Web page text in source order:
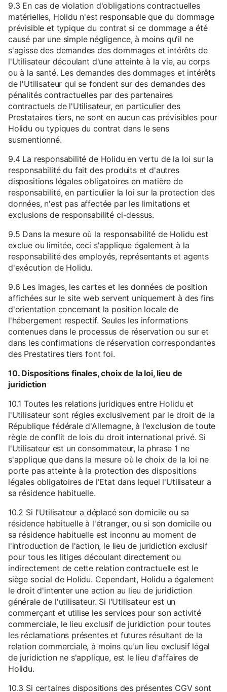
9.3 En cas de violation d'obligations contractuelles
matérielles, Holidu n'est responsable que du dommage
prévisible et typique du contrat si ce dommage a été
causé par une simple négligence, à moins qu'il ne
s'agisse des demandes des dommages et intérêts de
l'Utilisateur découlant d'une atteinte à la vie, au corps
ou à la santé. Les demandes des dommages et intérêts
de l'Utilisateur qui se fondent sur des demandes des
pénalités contractuelles par des partenaires
contractuels de l'Utilisateur, en particulier des
Prestataires tiers, ne sont en aucun cas prévisibles pour
Holidu ou typiques du contrat dans le sens
susmentionné.
9.4 La responsabilité de Holidu en vertu de la loi sur la
responsabilité du fait des produits et d'autres
dispositions légales obligatoires en matière de
responsabilité, en particulier la loi sur la protection des
données, n'est pas affectée par les limitations et
exclusions de responsabilité ci-dessus.
9.5 Dans la mesure où la responsabilité de Holidu est
exclue ou limitée, ceci s'applique également à la
responsabilité des employés, représentants et agents
d'exécution de Holidu.
9.6 Les images, les cartes et les données de position
affichées sur le site web servent uniquement à des fins
d'orientation concernant la position locale de
l'hébergement respectif. Seules les informations
contenues dans le processus de réservation ou sur et
dans les confirmations de réservation correspondantes
des Prestatires tiers font foi.
10. Dispositions finales, choix de la loi, lieu de
juridiction
10.1 Toutes les relations juridiques entre Holidu et
l'Utilisateur sont régies exclusivement par le droit de la
République fédérale d'Allemagne, à l'exclusion de toute
règle de conflit de lois du droit international privé. Si
l'Utilisateur est un consommateur, la phrase 1 ne
s'applique que dans la mesure où le choix de la loi ne
porte pas atteinte à la protection des dispositions
légales obligatoires de l'Etat dans lequel l'Utilisateur a
sa résidence habituelle.
10.2 Si l'Utilisateur a déplacé son domicile ou sa
résidence habituelle à l'étranger, ou si son domicile ou
sa résidence habituelle est inconnu au moment de
l'introduction de l'action, le lieu de juridiction exclusif
pour tous les litiges découlant directement ou
indirectement de cette relation contractuelle est le
siège social de Holidu. Cependant, Holidu a également
le droit d'intenter une action au lieu de juridiction
générale de l'utilisateur. Si l'Utilisateur est un
commerçant et utilise les services pour son activité
commerciale, le lieu exclusif de juridiction pour toutes
les réclamations présentes et futures résultant de la
relation commerciale, à moins qu'un lieu exclusif légal
de juridiction ne s'applique, est le lieu d'affaires de
Holidu.
10.3 Si certaines dispositions des présentes CGV sont